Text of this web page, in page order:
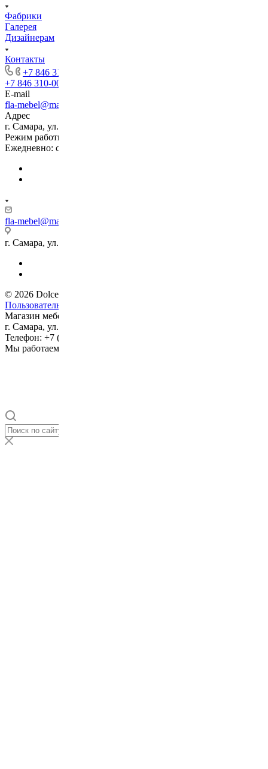
Фабрики
Галерея
Дизайнерам
Контакты
+7 846 310-00-50
+7 846 310-00-50
E-mail
fla-mebel@mail.ru
Адрес
г. Самара, ул. Дыбенко, д.33, ЦМ "DOM", 1 этаж
Режим работы
Ежедневно: с 10:00 до 21:00
fla-mebel@mail.ru
г. Самара, ул. Дыбенко, д.33, ЦМ "DOM", 1 этаж
© 2026 Dolce Vita
Пользовательское соглашение
Магазин мебели
г. Самара, ул. Дыбенко, д.33
Телефон: +7 (846) 310-00-50
Мы работаем